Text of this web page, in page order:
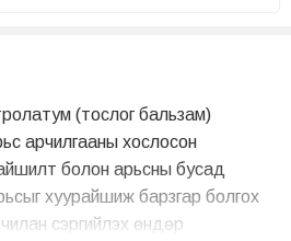
(тослог бальзам)
арчилгааны хослосон
болон арьсны бусад
хуурайшиж барзгар болгох
сэргийлэх өндөр